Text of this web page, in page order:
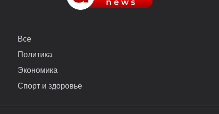
Все
Политика
Экономика
Спорт и здоровье